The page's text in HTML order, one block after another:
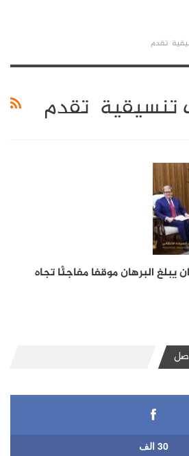
تقدم
تنسيقية تقدم
يبلغ البرهان موقفا مفاجئًا تجاه
30 الف